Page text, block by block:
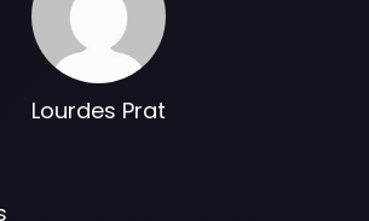
Lourdes Prat